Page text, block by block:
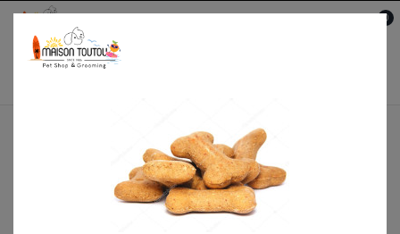
0
Accueil
Pour
Imperméables
Imperméable Milk &
Pepper - Babord Doré